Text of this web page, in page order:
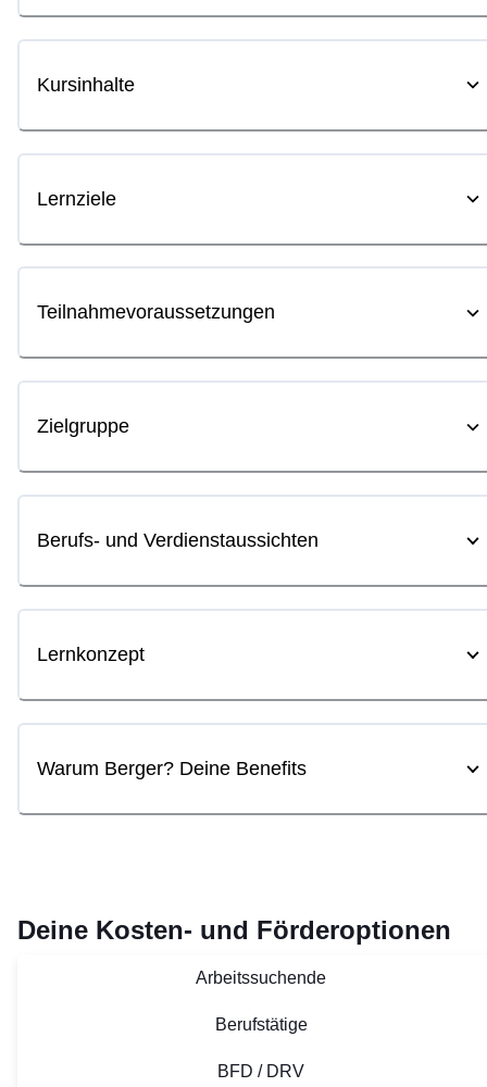
Kursinhalte
Lernziele
Teilnahmevoraussetzungen
Zielgruppe
Berufs- und Verdienstaussichten
Lernkonzept
Warum Berger? Deine Benefits
Deine Kosten- und Förderoptionen
Arbeitssuchende
Berufstätige
BFD / DRV